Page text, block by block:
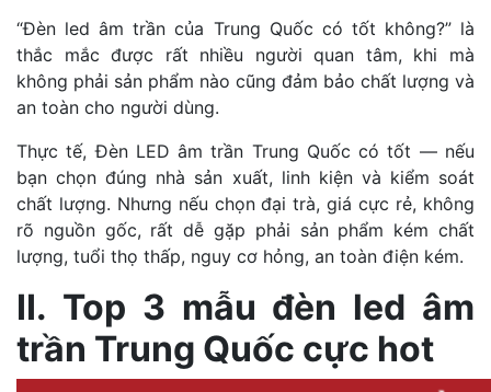
“Đèn led âm trần của Trung Quốc có tốt không?” là
thắc mắc được rất nhiều người quan tâm, khi mà
không phải sản phẩm nào cũng đảm bảo chất lượng và
an toàn cho người dùng.
Thực tế, Đèn LED âm trần Trung Quốc có tốt — nếu
bạn chọn đúng nhà sản xuất, linh kiện và kiểm soát
chất lượng. Nhưng nếu chọn đại trà, giá cực rẻ, không
rõ nguồn gốc, rất dễ gặp phải sản phẩm kém chất
lượng, tuổi thọ thấp, nguy cơ hỏng, an toàn điện kém.
II. Top 3 mẫu đèn led âm
trần Trung Quốc cực hot